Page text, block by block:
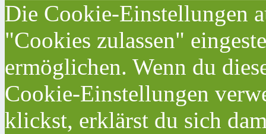
Die Cookie-Einstellungen
"Cookies zulassen"
ermöglichen. Wenn du
Cookie-Einstellungen
klickst, erklärst du sich